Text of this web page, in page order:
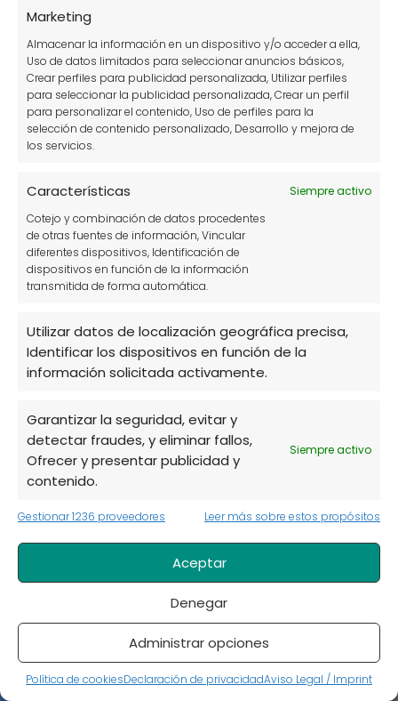
Marketing
Almacenar la información en un dispositivo y/o acceder a ella,
Uso de datos limitados para seleccionar anuncios básicos,
Crear perfiles para publicidad personalizada, Utilizar perfiles
para seleccionar la publicidad personalizada, Crear un perfil
para personalizar el contenido, Uso de perfiles para la
selección de contenido personalizado, Desarrollo y mejora de
los servicios.
Características
Siempre activo
Cotejo y combinación de datos procedentes
de otras fuentes de información, Vincular
diferentes dispositivos, Identificación de
dispositivos en función de la información
transmitida de forma automática.
Utilizar datos de localización geográfica precisa,
Identificar los dispositivos en función de la
información solicitada activamente.
Garantizar la seguridad, evitar y
detectar fraudes, y eliminar fallos,
Ofrecer y presentar publicidad y
contenido.
Siempre activo
Gestionar 1236 proveedores Leer más sobre estos propósitos
Aceptar
Denegar
Administrar opciones
Política de cookiesDeclaración de privacidadAviso Legal / Imprint
cloropicrina son efectivos para reducir la
población de nematodos en cultivos. Sin
embargo, es crucial seguir las instrucciones
del fabricante y aplicar estos productos en el
momento adecuado para minimizar el
impacto ambiental.
¿Cómo saber si una planta tiene
Los síntomas más comunes que indican la
presencia de nematodos incluyen raíces
deformadas, hojas amarillentas y un
crecimiento deficiente. Realizar análisis de
suelo y raíces es una práctica recomendada
para confirmar infestaciones y determinar el
tipo específico de nematodo presente.